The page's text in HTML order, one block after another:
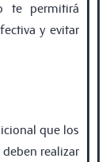
te permitirá
y evitar
que los
realizar